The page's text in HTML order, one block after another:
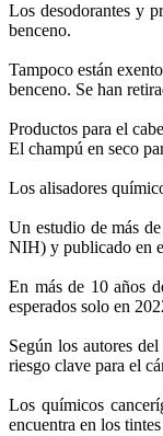
Los desodorantes y
benceno.
Tampoco están
benceno. Se han
Productos para el
El champú en seco
Los alisadores
Un estudio de más
NIH) y publicado en
En más de 10 años
esperados solo en
Según los autores
riesgo clave para el
Los químicos
encuentra en los